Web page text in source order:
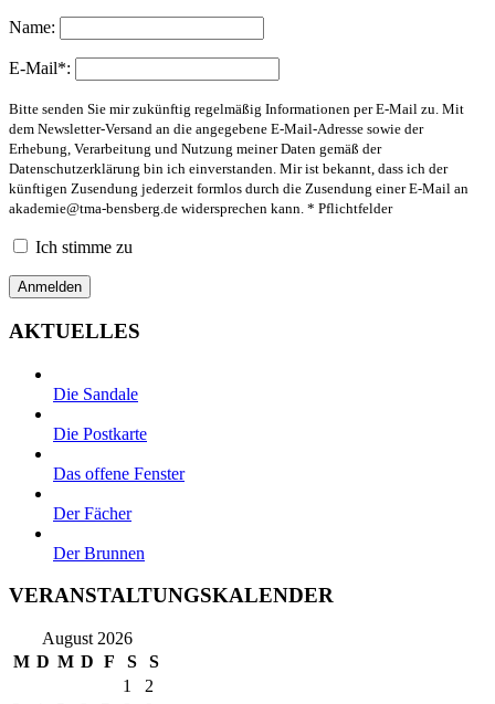
Name:
E-Mail*:
Bitte senden Sie mir zukünftig regelmäßig Informationen per E-Mail zu. Mit
dem Newsletter-Versand an die angegebene E-Mail-Adresse sowie der
Erhebung, Verarbeitung und Nutzung meiner Daten gemäß der
Datenschutzerklärung bin ich einverstanden. Mir ist bekannt, dass ich der
künftigen Zusendung jederzeit formlos durch die Zusendung einer E-Mail an
akademie@tma-bensberg.de widersprechen kann. * Pflichtfelder
Ich stimme zu
AKTUELLES
Die Sandale
Die Postkarte
Das offene Fenster
Der Fächer
Der Brunnen
VERANSTALTUNGSKALENDER
August 2026
M D M D F S S
1
2